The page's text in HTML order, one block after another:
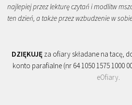
najlepiej przez lekturę czytań i modlitw
ten dzień, a także przez wzbudzenie w
DZIĘKUJĘ za ofiary składane na tacę,
konto parafialne (nr 64 1050 1575 1000
eOfiary.